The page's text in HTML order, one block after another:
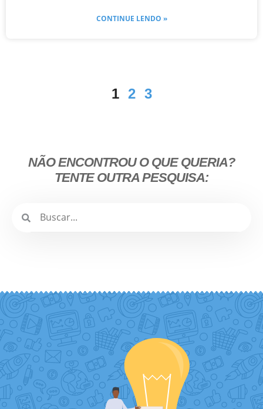
CONTINUE LENDO »
1 2 3
NÃO ENCONTROU O QUE QUERIA?
TENTE OUTRA PESQUISA: